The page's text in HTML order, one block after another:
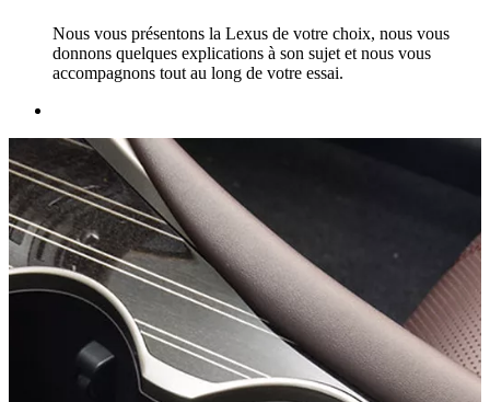
Nous vous présentons la Lexus de votre choix, nous vous
donnons quelques explications à son sujet et nous vous
accompagnons tout au long de votre essai.